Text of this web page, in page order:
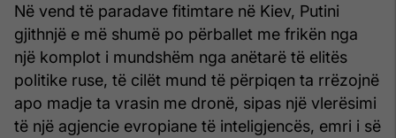
Në vend të paradave fitimtare në Kiev, Putini
gjithnjë e më shumë po përballet me frikën nga
një komplot i mundshëm nga anëtarë të elitës
politike ruse, të cilët mund të përpiqen ta rrëzojnë
apo madje ta vrasin me dronë, sipas një vlerësimi
të një agjencie evropiane të inteligjencës, emri i së